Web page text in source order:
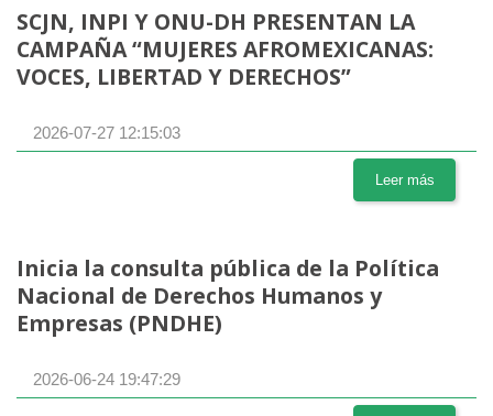
SCJN, INPI Y ONU-DH PRESENTAN LA
CAMPAÑA “MUJERES AFROMEXICANAS:
VOCES, LIBERTAD Y DERECHOS”
2026-07-27 12:15:03
Leer más
Inicia la consulta pública de la Política
Nacional de Derechos Humanos y
Empresas (PNDHE)
2026-06-24 19:47:29